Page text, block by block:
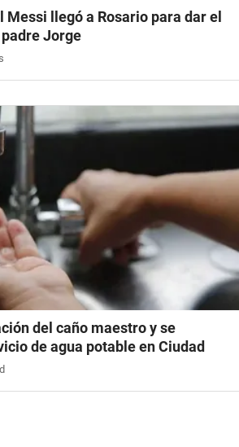
Messi llegó a Rosario para dar el
Jorge
del caño maestro y se
de agua potable en Ciudad